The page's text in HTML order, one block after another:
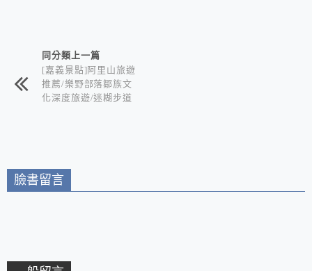
相連文章同分類上一篇
[嘉義景點]阿里山旅遊
推薦/樂野部落鄒族文
化深度旅遊/迷糊步道
臉書留言